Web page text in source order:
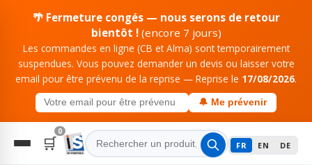
🌴 Fermeture congés — nous serons de retour
bientôt !(encore 7 jours)
Les commandes en ligne (CB et Alma) sont temporairement
suspendues. Vous pouvez demander un devis ou laisser votre
email pour être prévenu de la reprise — Reprise le 17/08/2026.
🔔 Me prévenir
🛒
0
FR EN DE